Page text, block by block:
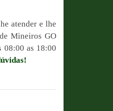
atender e lhe
Mineiros GO
08:00 as 18:00